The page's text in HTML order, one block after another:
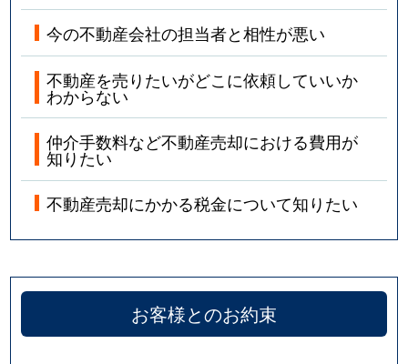
今の不動産会社の担当者と相性が悪い
不動産を売りたいがどこに依頼していいか
わからない
仲介手数料など不動産売却における費用が
知りたい
不動産売却にかかる税金について知りたい
お客様とのお約束